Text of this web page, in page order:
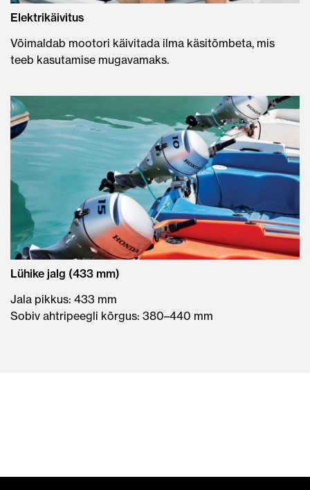
Elektrikäivitus
Võimaldab mootori käivitada ilma käsitõmbeta, mis
teeb kasutamise mugavamaks.
Lühike jalg (433 mm)
Jala pikkus: 433 mm
Sobiv ahtripeegli kõrgus: 380–440 mm